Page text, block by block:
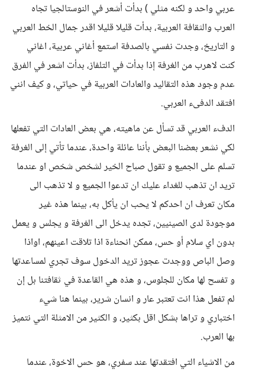
عربي واحد و لكنه مثلي ) بدأت أشعر في النوستالجيا تجاه
العرب والثقافة العربية، بدأت قليلا قليلا اقدر جمال الخط العربي
و التاريخ، وجدت نفسي بالصدفة استمع أغاني عربية، اغاني
كنت لاهرب من الغرفة إذا بدأت في التلفاز، بدأت اشعر في الفرق
عدم وجود هذه التقاليد والعادات العربية في حياتي، و كيف انني
افتقد الدفىء العربي.
الدفء العربي قد تسأل عن ماهيته، هي بعض العادات التي تفعلها
لكي نشعر بعضنا البعض بأننا عائلة واحدة، عندما تأتي إلى الغرفة
تسلم على الجميع و تقول صباح الخير لشخص شخص او عندما
تريد ان تذهب للغداء عليك ان تدعوا الجميع و لا تذهب الى
مكان تعرف ان احدكم لا يحب ان يأكل به، بينما هذه غير
موجودة لدى الصينيين، تجده يدخل الى الغرفة و يجلس و يعمل
بدون اي سلام أو حس، ممكن انحناءة اذا تلاقت اعينهم، اواذا
وصل الباص ووجدت عجوز تريد الدخول سوف تجري لمساعدتها
و تفسح لها مكان للجلوس، و هذه هي القاعدة في ثقافتنا بل إن
لم تفعل هذا انت تعتبر عار و انسان شرير، بينما هنا شيء
اختباري و تراها بشكل اقل بكثير، و الكثير من الامثلة التي نتميز
بها العرب.
من الاشياء التي افتقدتها عند سفري، هو حس الاخوة، عندما